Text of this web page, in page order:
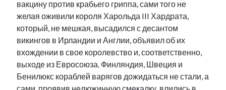
вакцину против крабьего гриппа, сами того не
желая оживили короля Харольда III Хардрата,
который, не мешкая, высадился с десантом
викингов в Ирландии и Англии, объявил об их
вхождении в свое королевство и, соответственно,
выходе из Евросоюза. Финляндия, Швеция и
Бенилюкс кораблей варягов дожидаться не стали, а